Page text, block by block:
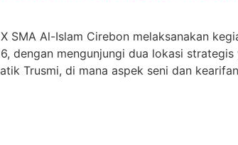
SMA Al-Islam Cirebon melaksanakan
dengan mengunjungi dua lokasi
Trusmi, di mana aspek seni dan